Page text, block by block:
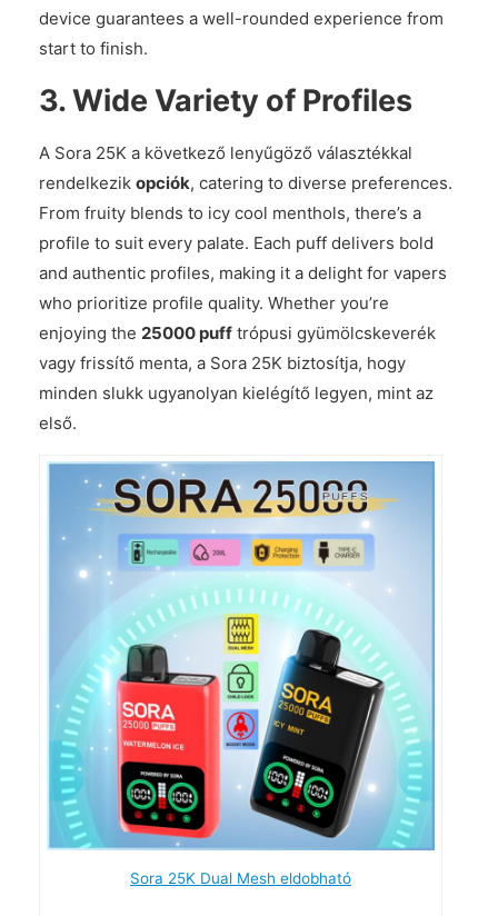
device guarantees a well-rounded experience from
start to finish.
3.Wide Variety of Profiles
A Sora 25K a következő lenyűgöző választékkal
rendelkezik opciók, catering to diverse preferences.
From fruity blends to icy cool menthols, there’s a
profile to suit every palate. Each puff delivers bold
and authentic profiles, making it a delight for vapers
who prioritize profile quality. Whether you’re
enjoying the 25000 puff trópusi gyümölcskeverék
vagy frissítő menta, a Sora 25K biztosítja, hogy
minden slukk ugyanolyan kielégítő legyen, mint az
első.
Sora 25K Dual Mesh eldobható